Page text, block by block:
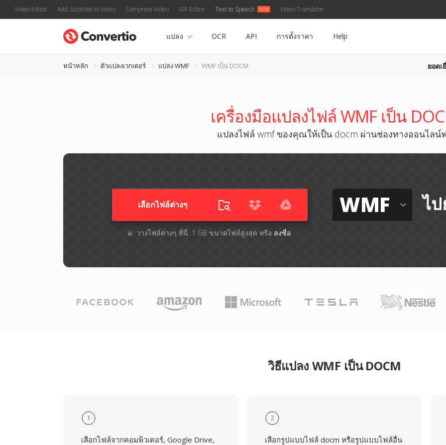
Video Editor Add Subtitles to Video Compress Video GIF Editor Text to Speech Video Translator
แปลง OCR API การตั้งราคา Help
หน้าหลัก ตัวแปลงเวกเตอร์ แปลง WMF WMF เป็น DOCM ยอดเ
เครื่องมือแปลงไฟล์ WMF เป็น
แปลงไฟล์ wmf ของคุณให้เป็น docm ผ่านช่องทางออนไลน์
เลือกไฟล์ต่างๆ​
วางไฟล์ต่างๆ​ ที่นี่. 1 GB ขนาดไฟล์สูงสุด หรือ ลงชื่อ
WMF ไป
วิธีแปลง WMF เป็น DOCM
1
เลือกไฟล์จากคอมพิวเตอร์, Google Drive,
2
เลือกรูปแบบไฟล์ docm หรือรูปแบบไฟล์อื่น